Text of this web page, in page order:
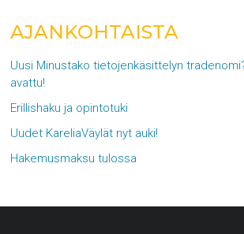
AJANKOHTAISTA
Uusi Minustako tietojenkäsittelyn
avattu!
Erillishaku ja opintotuki
Uudet KareliaVäylät nyt auki!
Hakemusmaksu tulossa